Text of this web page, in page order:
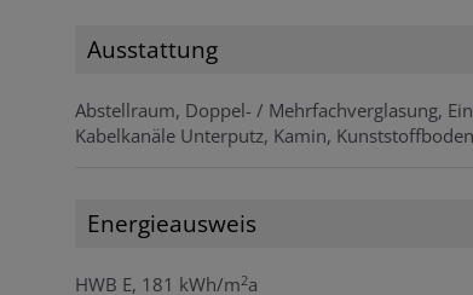
Ausstattung
Abstellraum Doppel- / Mehrfachverglasung
Kabelkanäle Unterputz Kamin Kunststoffboden
Energieausweis
HWB E, 181 kWh/m2a